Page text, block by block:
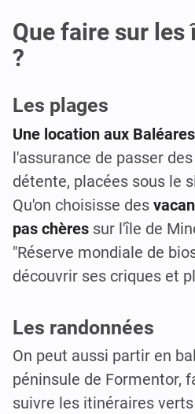
Que faire sur les
?
Les plages
Une location aux Baléares
l'assurance de passer
détente, placées sous le
Qu'on choisisse des
pas chères sur l'île de
"Réserve mondiale de
découvrir ses criques et
Les randonnées
On peut aussi partir en
péninsule de Formentor,
suivre les itinéraires